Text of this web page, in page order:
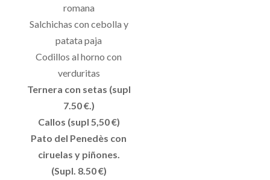
romana
Salchichas con cebolla y
patata paja
Codillos al horno con
verduritas
Ternera con setas (supl
7.50 €.)
Callos (supl 5,50 €)
Pato del Penedès con
ciruelas y piñones.
(Supl. 8.50 €)